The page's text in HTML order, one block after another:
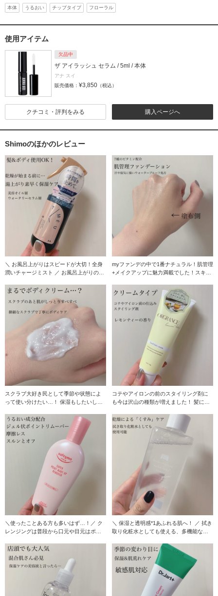
本体 うるおい チップタイプ フローラル
使用アイテム
欠品中
ザ アイラッシュ セラム / 5ml / 本体
アナ スイ
販売価格： ¥3,850 （税込）
購入ページへ
クチコミ・評判をみる
Shimoのほかのレビュー
＼ お風呂上がりはスピードが大切！全身
潤いチャージミスト ／ お風呂上がりの濡
myファンデの中で1番ナチュラル！肌管理
+メイクアップに魅力満載でした！スキン
スクラブ大好き民として季節や状態によ
って使い分けたい…！ 保湿もしたいし、
コテやアイロンの前のスタイリング剤に
も今は沢山の種類が増えました！ 髪に馴
＼使ったことある方も多いはず…！／ ク
レンジングは普段から口元や目元はポイ
＼ 保湿と透明感*1あふれる肌へ！ ／ 拭き
取り化粧水としても使える、多機能なロ